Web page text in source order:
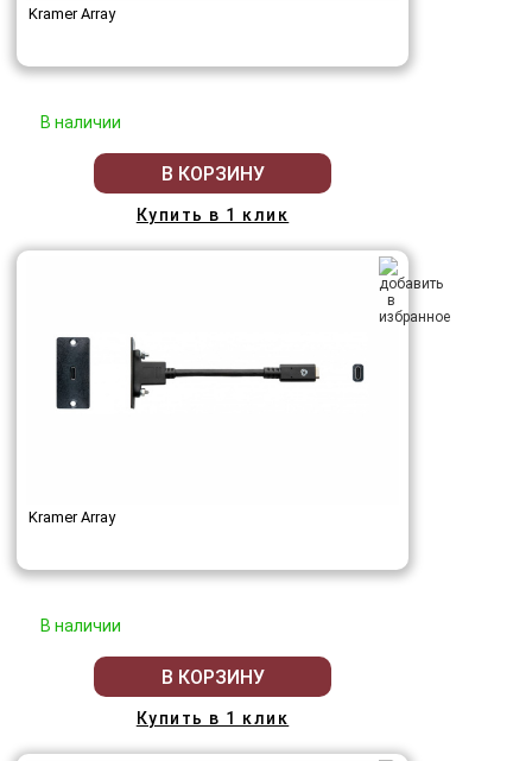
Kramer Array
В наличии
В КОРЗИНУ
Купить в 1 клик
Kramer Array
В наличии
В КОРЗИНУ
Купить в 1 клик